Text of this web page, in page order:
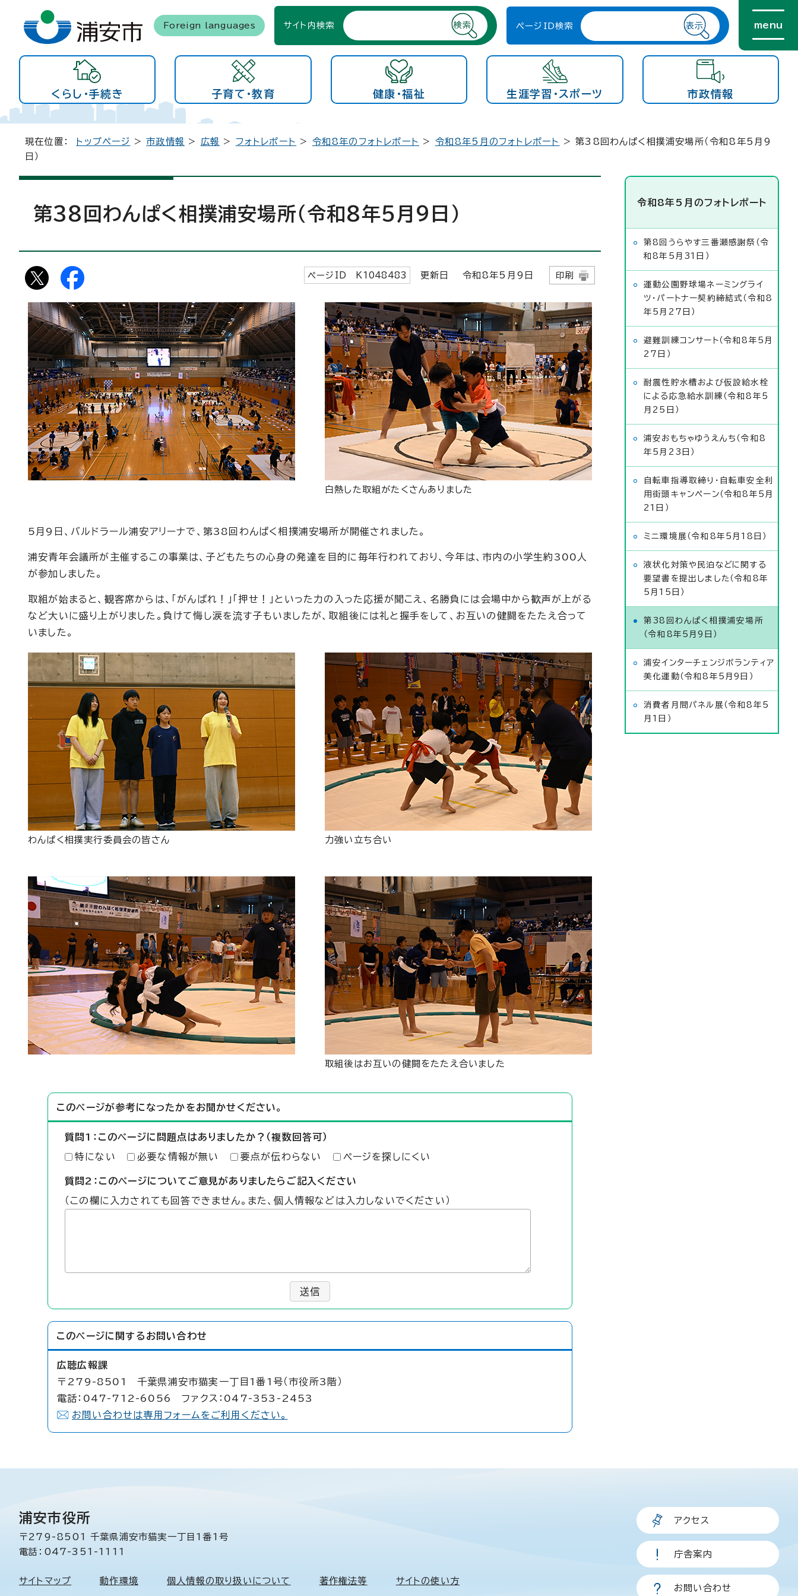
Foreign languages サイト内検索 ページID検索 menu
くらし・手続き 子育て・教育 健康・福祉 生涯学習・スポーツ 市政情報
現在位置： トップページ >市政情報 > 広報 > フォトレポート > 令和8年のフォトレポート > 令和8年5月のフォトレポート
> 第38回わんぱく相撲浦安場所（令和8年5月9
日）
第38回わんぱく相撲浦安場所（令和8年5月9日）
ページID K 1048483 更新日 令和8年5月9日 印刷
白熱した取組がたくさんありました
5月9日、バルドラール浦安アリーナで、第38回わんぱく相撲浦安場所が開催されました。
浦安青年会議所が主催するこの事業は、子どもたちの心身の発達を目的に毎年行われており、今年は、市内の小学生約300人
が参加しました。
取組が始まると、観客席からは、「がんばれ！」「押せ！」といった力の入った応援が聞こえ、名勝負には会場中から歓声が上がる
など大いに盛り上がりました。負けて悔し涙を流す子もいましたが、取組後には礼と握手をして、お互いの健闘をたたえ合って
いました。
わんぱく相撲実行委員会の皆さん 力強い立ち合い
取組後はお互いの健闘をたたえ合いました
このページが参考になったかをお聞かせください。
質問1：このページに問題点はありましたか？（複数回答可）
特にない 必要な情報が無い 要点が伝わらない ページを探しにくい
質問2：このページについてご意見がありましたらご記入ください
（この欄に入力されても回答できません。また、個人情報などは入力しないでください）
送信
このページに関する お問い合わせ
広聴広報課
〒279-8501 千葉県浦安市猫実一丁目1番1号（市役所3階）
電話：047-712-6056 ファクス：047-353-2453
お問い合わせは専用フォームをご利用ください。
令和8年5月のフォトレポート
第8回うらやす三番瀬感謝祭（令
和8年5月31日）
運動公園野球場ネーミングライ
ツ・パートナー契約締結式（令和8
年5月27日）
避難訓練コンサート（令和8年5月
27日）
耐震性貯水槽および仮設給水栓
による応急給水訓練（令和8年5
月25日）
浦安おもちゃゆうえんち（令和8
年5月23日）
自転車指導取締り・自転車安全利
用街頭キャンペーン（令和8年5月
21日）
ミニ環境展（令和8年5月18日）
液状化対策や民泊などに関する
要望書を提出しました（令和8年
5月15日）
第38回わんぱく相撲浦安場所
（令和8年5月9日）
浦安インターチェンジボランティア
美化運動（令和8年5月9日）
消費者月間パネル展（令和8年5
月1日）
浦安市役所
〒279-8501 千葉県浦安市猫実一丁目1番1号
電話：047-351-1111
サイトマップ 動作環境 個人情報の取り扱いについて 著作権法等 サイトの使い方
アクセス
庁舎案内
お問い合わせ